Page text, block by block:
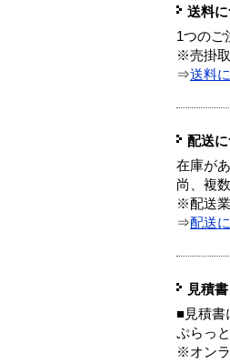
送料
1つのご
※売掛取
⇒送料
配送
在庫が
尚、複
※配送
⇒配送
見積
■見積書
ぷらっ
※オンラ